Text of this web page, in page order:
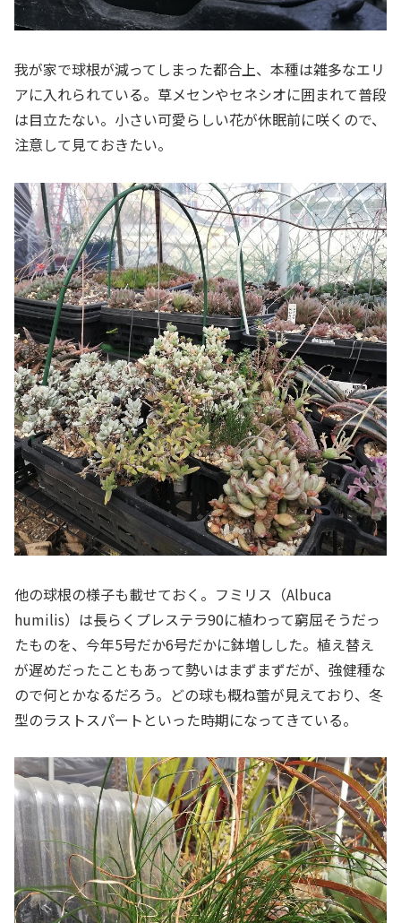
我が家で球根が減ってしまった都合上、本種は雑多なエリ
アに入れられている。草メセンやセネシオに囲まれて普段
は目立たない。小さい可愛らしい花が休眠前に咲くので、
注意して見ておきたい。
他の球根の様子も載せておく。フミリス（Albuca
humilis）は長らくプレステラ90に植わって窮屈そうだっ
たものを、今年5号だか6号だかに鉢増しした。植え替え
が遅めだったこともあって勢いはまずまずだが、強健種な
ので何とかなるだろう。どの球も概ね蕾が見えており、冬
型のラストスパートといった時期になってきている。